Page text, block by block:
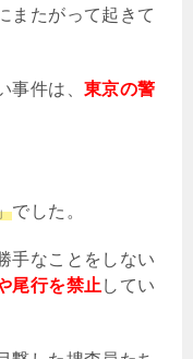
またがって起きて
事件は、 東京の警
でした。
手なことをしない
尾行を禁止 してい